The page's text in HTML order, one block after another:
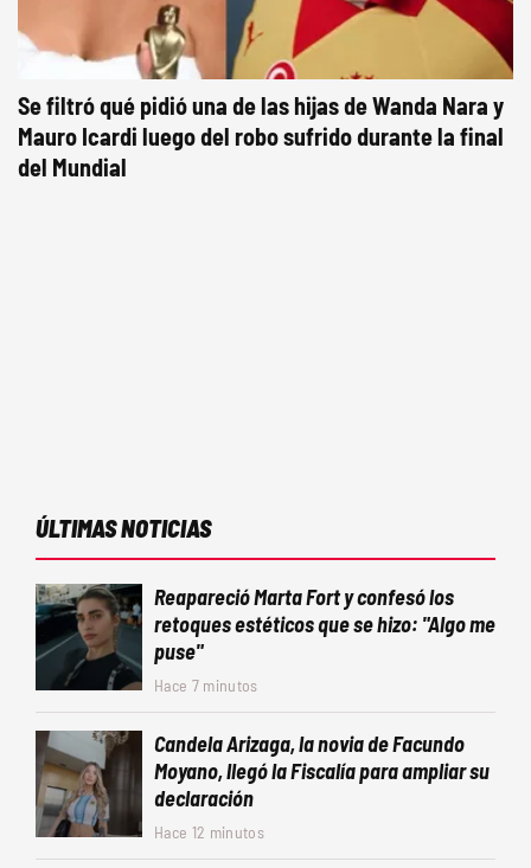
Se filtró qué pidió una de las hijas de Wanda Nara y
Mauro Icardi luego del robo sufrido durante la final
del Mundial
ÚLTIMAS NOTICIAS
Reapareció Marta Fort y confesó los
retoques estéticos que se hizo: "Algo me
puse"
Hace 7 minutos
Candela Arizaga, la novia de Facundo
Moyano, llegó la Fiscalía para ampliar su
declaración
Hace 12 minutos